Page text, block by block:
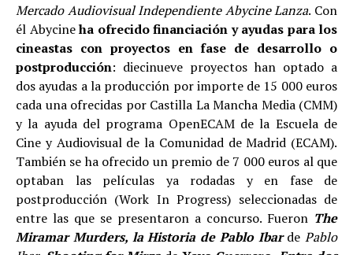
Mercado Audiovisual Independiente Abycine Lanza. Con
él Abycineha ofrecido financiación y ayudas para los
cineastas con proyectos en fase de desarrollo o
postproducción: diecinueve proyectos han optado a
dos ayudas a la producción por importe de 15 000 euros
cada una ofrecidas por Castilla La Mancha Media (CMM)
y la ayuda del programa OpenECAM de la Escuela de
Cine y Audiovisual de la Comunidad de Madrid (ECAM).
También se ha ofrecido un premio de 7 000 euros al que
optaban las películas ya rodadas y en fase de
postproducción (Work In Progress) seleccionadas de
entre las que se presentaron a concurso. Fueron The
Miramar Murders, la Historia de Pablo Ibarde Pablo